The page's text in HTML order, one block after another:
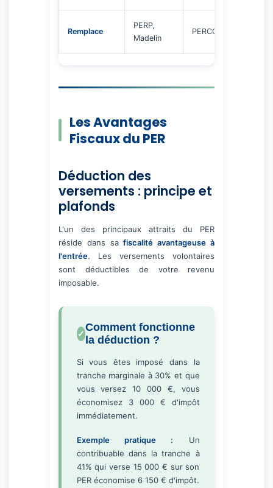
Remplace
PERP,
Madelin
PERCO
Les Avantages
Fiscaux du PER
Déduction des
versements : principe et
plafonds
L'un des principaux attraits du PER
réside dans safiscalité avantageuse à
l'entrée. Les versements volontaires
sont déductibles de votre revenu
imposable.
Comment fonctionne
la déduction ?
Si vous êtes imposé dans la
tranche marginale à 30% et que
vous versez 10 000 €, vous
économisez 3 000 € d'impôt
immédiatement.
Exemple pratique : Un
contribuable dans la tranche à
41% qui verse 15 000 € sur son
PER économise 6 150 € d'impôt.